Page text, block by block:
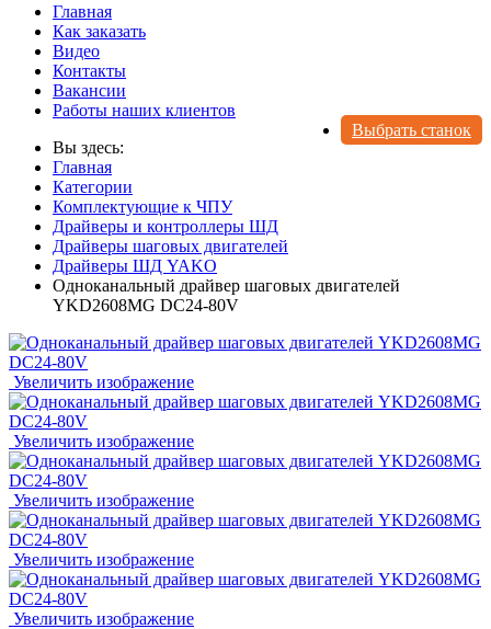
Главная
Как заказать
Видео
Контакты
Вакансии
Работы наших клиентов
Выбрать станок
Вы здесь:
Главная
Категории
Комплектующие к ЧПУ
Драйверы и контроллеры ШД
Драйверы шаговых двигателей
Драйверы ШД YAKO
Одноканальный драйвер шаговых двигателей
YKD2608MG DC24-80V
Увеличить изображение
Увеличить изображение
Увеличить изображение
Увеличить изображение
Увеличить изображение